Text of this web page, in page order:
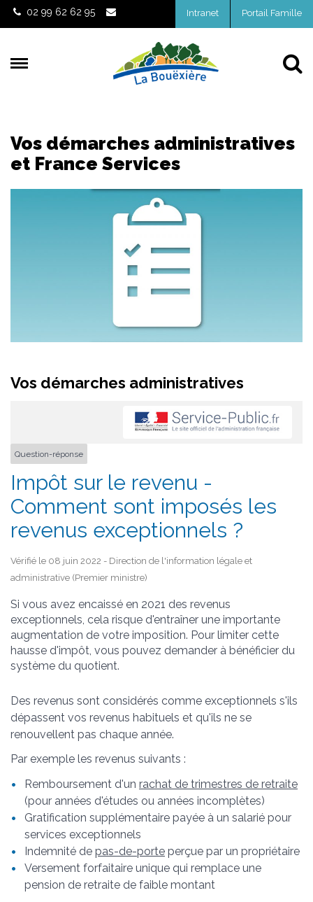
Gestion des traceurs
02 99 62 62 95 Intranet Portail Famille
Vos démarches administratives
et France Services
Vos démarches administratives
Question-réponse
Impôt sur le revenu -
Comment sont imposés les
revenus exceptionnels ?
Vérifié le 08 juin 2022 - Direction de l'information légale et
administrative (Premier ministre)
Si vous avez encaissé en 2021 des revenus
exceptionnels, cela risque d'entraîner une importante
augmentation de votre imposition. Pour limiter cette
hausse d'impôt, vous pouvez demander à bénéficier du
système du quotient.
Des revenus sont considérés comme exceptionnels s'ils
dépassent vos revenus habituels et qu'ils ne se
renouvellent pas chaque année.
Par exemple les revenus suivants :
Remboursement d'un rachat de trimestres de retraite
(pour années d'études ou années incomplètes)
Gratification supplémentaire payée à un salarié pour
services exceptionnels
Indemnité de pas-de-porte perçue par un propriétaire
Versement forfaitaire unique qui remplace une
pension de retraite de faible montant